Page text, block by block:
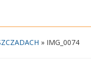
» IMG_0074